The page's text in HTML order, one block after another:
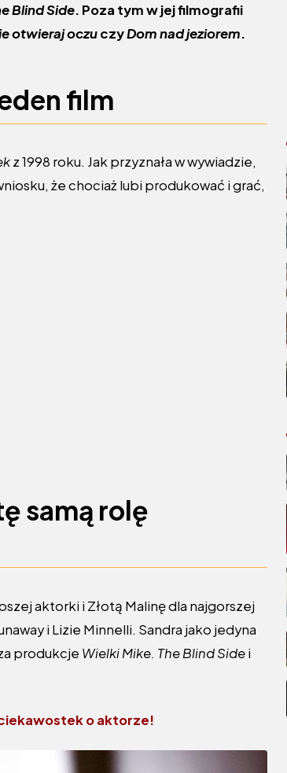
Blind Side. Poza tym w jej filmografii
otwieraj oczuczyDom nad jeziorem.
film
z 1998 roku. Jak przyznała w wywiadzie,
że chociaż lubi produkować i grać,
samą rolę
aktorki i Złotą Malinę dla najgorszej
i Lizie Minnelli. Sandra jako jedyna
produkcje Wielki Mike. The Blind Sidei
o aktorze!